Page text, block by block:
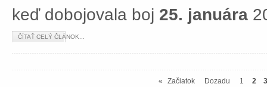
keď dobojovala boj 25. januára
ČÍTAŤ CELÝ ČLÁNOK...
« Začiatok Dozadu 1 2 3